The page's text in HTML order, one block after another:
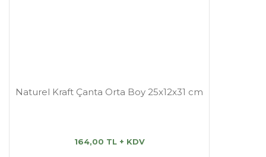
Naturel Kraft Çanta Orta Boy 25x12x31 cm
164,00 TL + KDV